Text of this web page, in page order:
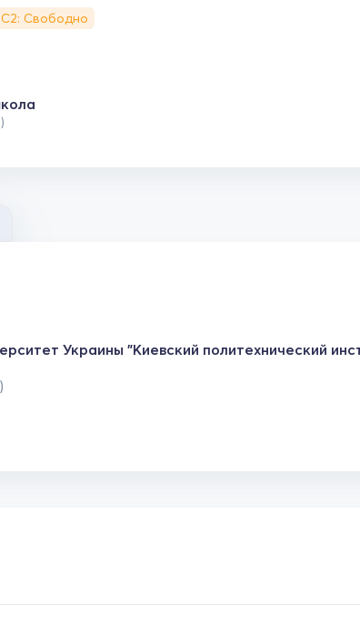
С2: Свободно
Украины "Киевский политехнический